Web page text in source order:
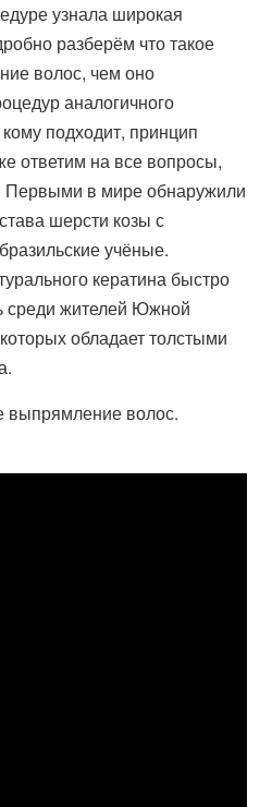
узнала широкая
разберём что такое
волос, чем оно
аналогичного
подходит, принцип
ответим на все вопросы,
Первыми в мире обнаружили
шерсти козы с
учёные.
кератина быстро
среди жителей Южной
обладает толстыми
выпрямление волос.